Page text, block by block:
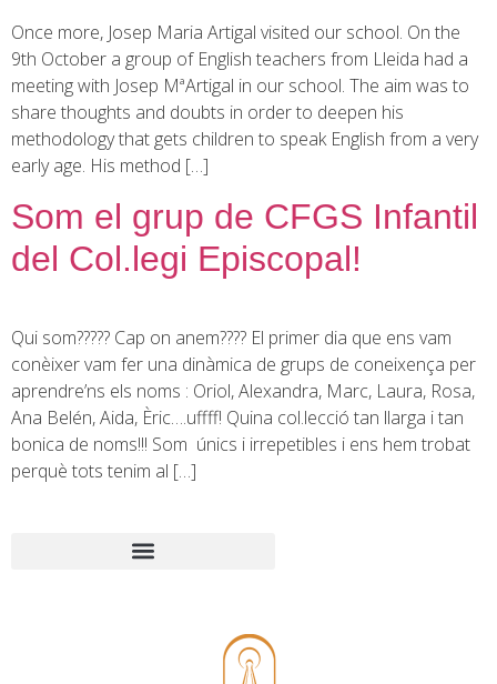
Once more, Josep Maria Artigal visited our school. On the
9th October a group of English teachers from Lleida had a
meeting with Josep MªArtigal in our school. The aim was to
share thoughts and doubts in order to deepen his
methodology that gets children to speak English from a very
early age. His method […]
Som el grup de CFGS Infantil
del Col.legi Episcopal!
Qui som????? Cap on anem???? El primer dia que ens vam
conèixer vam fer una dinàmica de grups de coneixença per
aprendre’ns els noms : Oriol, Alexandra, Marc, Laura, Rosa,
Ana Belén, Aida, Èric….uffff! Quina col.lecció tan llarga i tan
bonica de noms!!! Som únics i irrepetibles i ens hem trobat
perquè tots tenim al […]